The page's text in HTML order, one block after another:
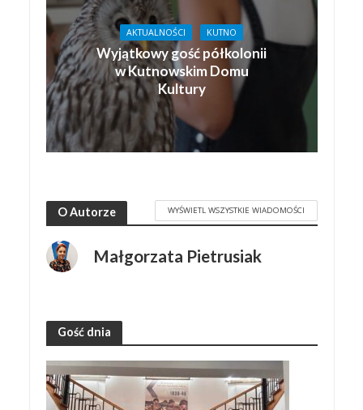
AKTUALNOŚCI KUTNO
Wyjątkowy gość półkolonii
w Kutnowskim Domu
Kultury
O Autorze WYŚWIETL WSZYSTKIE WIADOMOŚCI
Małgorzata Pietrusiak
Gość dnia